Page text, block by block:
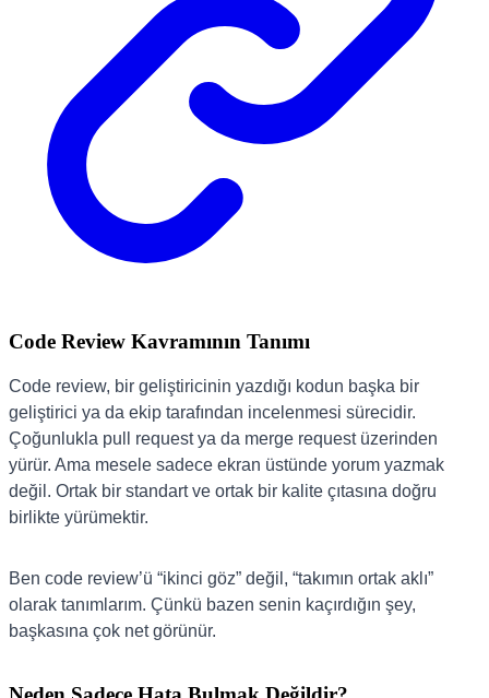
Code Review Kavramının Tanımı
Code review, bir geliştiricinin yazdığı kodun başka bir
geliştirici ya da ekip tarafından incelenmesi sürecidir.
Çoğunlukla pull request ya da merge request üzerinden
yürür. Ama mesele sadece ekran üstünde yorum yazmak
değil. Ortak bir standart ve ortak bir kalite çıtasına doğru
birlikte yürümektir.
Ben code review’ü “ikinci göz” değil, “takımın ortak aklı”
olarak tanımlarım. Çünkü bazen senin kaçırdığın şey,
başkasına çok net görünür.